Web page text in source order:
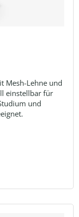
Mesh-Lehne und
einstellbar für
und